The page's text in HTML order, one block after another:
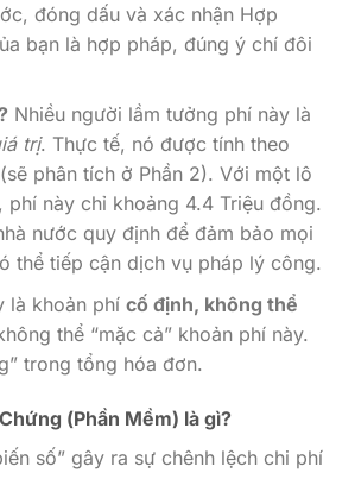
đóng dấu và xác nhận Hợp
bạn là hợp pháp, đúng ý chí đôi
Nhiều người lầm tưởng phí này là
trị. Thực tế, nó được tính theo
phân tích ở Phần 2). Với một lô
phí này chỉ khoảng 4.4 Triệu đồng.
nước quy định để đảm bảo mọi
thể tiếp cận dịch vụ pháp lý công.
là khoản phí cố định, không thể
thể “mặc cả” khoản phí này.
trong tổng hóa đơn.
(Phần Mềm) là gì?
số” gây ra sự chênh lệch chi phí